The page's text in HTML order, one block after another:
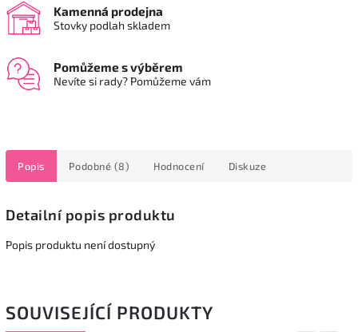
Kamenná prodejna
Stovky podlah skladem
Pomůžeme s výběrem
Nevíte si rady? Pomůžeme vám
Popis Podobné (8) Hodnocení Diskuze
Detailní popis produktu
Popis produktu není dostupný
SOUVISEJÍCÍ PRODUKTY